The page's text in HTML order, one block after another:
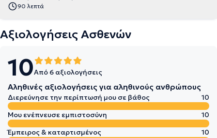
90 λεπτά
Αξιολογήσεις Ασθενών
10Από 6 αξιολογήσεις
Αληθινές αξιολογήσεις για αληθινούς ανθρώπους
Διερεύνησε την περίπτωσή μου σε βάθος
10
Μου ενέπνευσε εμπιστοσύνη
10
Έμπειρος & καταρτισμένος
10